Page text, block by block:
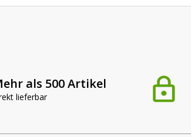
als 500 Artikel
lieferbar